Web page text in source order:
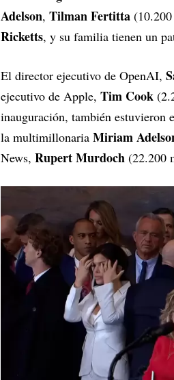
Adelson, Tilman Fertitta
Ricketts, y su familia tienen un
El director ejecutivo de OpenAI,
ejecutivo de Apple, Tim Cook
inauguración, también estuvieron
la multimillonaria Miriam
News, Rupert Murdoch (22.200